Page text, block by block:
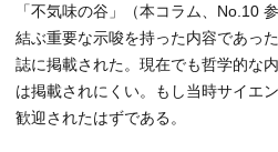
「不気味の谷」（本コラム、No.10
結ぶ重要な示唆を持った内容であっ
誌に掲載された。現在でも哲学的な
は掲載されにくい。もし当時サイエ
歓迎されたはずである。